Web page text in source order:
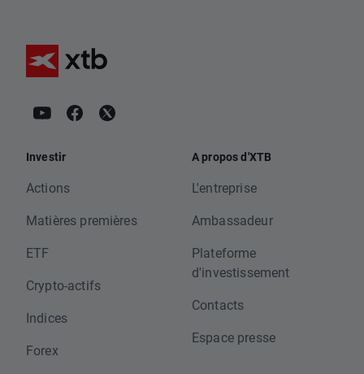
Investir
Actions
Matières premières
ETF
Crypto-actifs
Indices
Forex
A propos d'XTB
L'entreprise
Ambassadeur
Plateforme
d'investissement
Contacts
Espace presse